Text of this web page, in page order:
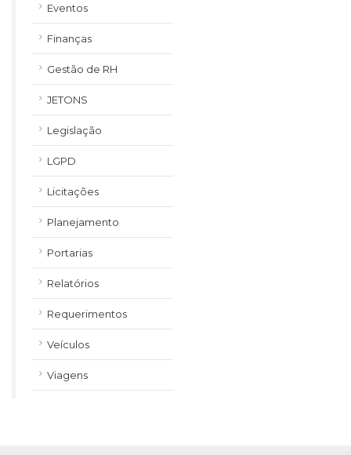
Eventos
Finanças
Gestão de RH
JETONS
Legislação
LGPD
Licitações
Planejamento
Portarias
Relatórios
Requerimentos
Veículos
Viagens